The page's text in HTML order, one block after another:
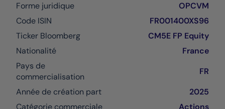
Forme juridique
OPCVM
Code ISIN
FR001400XS96
Ticker Bloomberg
CM5E FP Equity
Nationalité
France
Pays de
commercialisation
FR
Année de création part
2025
Catégorie commerciale
Actions